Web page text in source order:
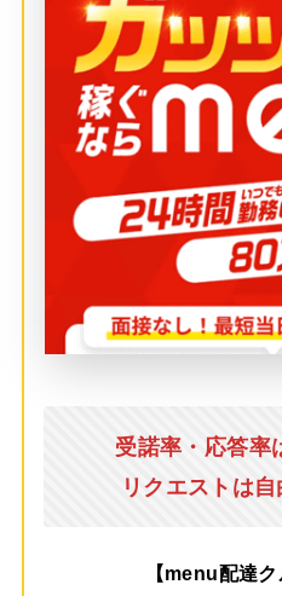
受諾率・応答率
リクエストは
【menu配達ク